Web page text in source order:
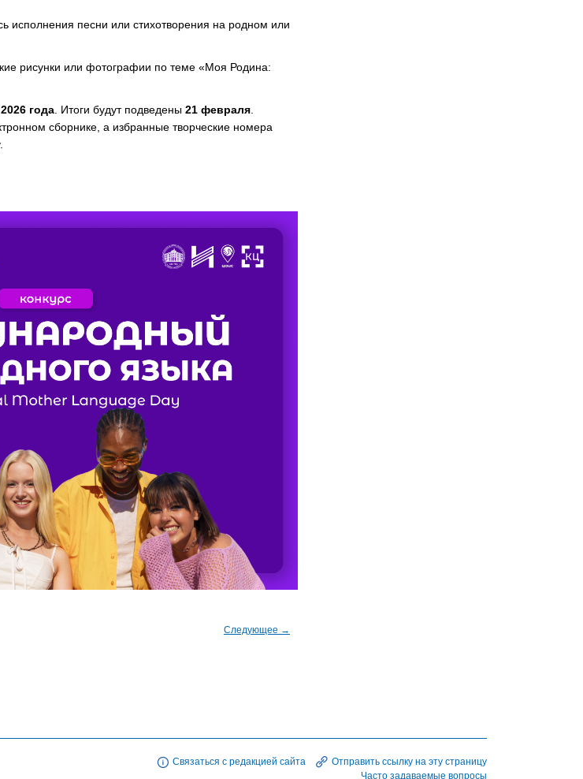
исполнения песни или стихотворения на родном или
рисунки или фотографии по теме «Моя Родина:
года. Итоги будут подведены 21 февраля.
сборнике, а избранные творческие номера
.
Следующее →
Связаться с редакцией сайта
Отправить ссылку на эту страницу
Часто задаваемые вопросы